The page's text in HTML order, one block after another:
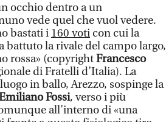
occhio dentro a un
vede quel che vuol vedere.
bastati i 160 voti con cui la
battuto la rivale del campo largo,
rossa» (copyrightFrancesco
di Fratelli d’Italia). La
in ballo, Arezzo, sospinge la
Fossi, verso i più
all’interno di «una